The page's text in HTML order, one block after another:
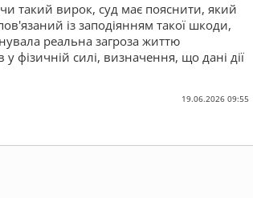
такий вирок, суд має пояснити, який
із заподіянням такої шкоди,
реальна загроза життю
фізичній силі, визначення, що дані дії
19.06.2026 09:55